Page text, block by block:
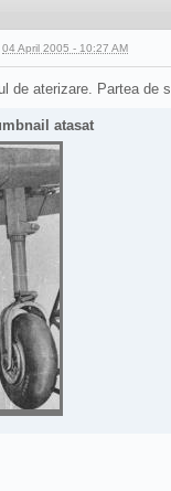
04 April 2005 - 10:27 AM
de aterizare. Partea de
atasat